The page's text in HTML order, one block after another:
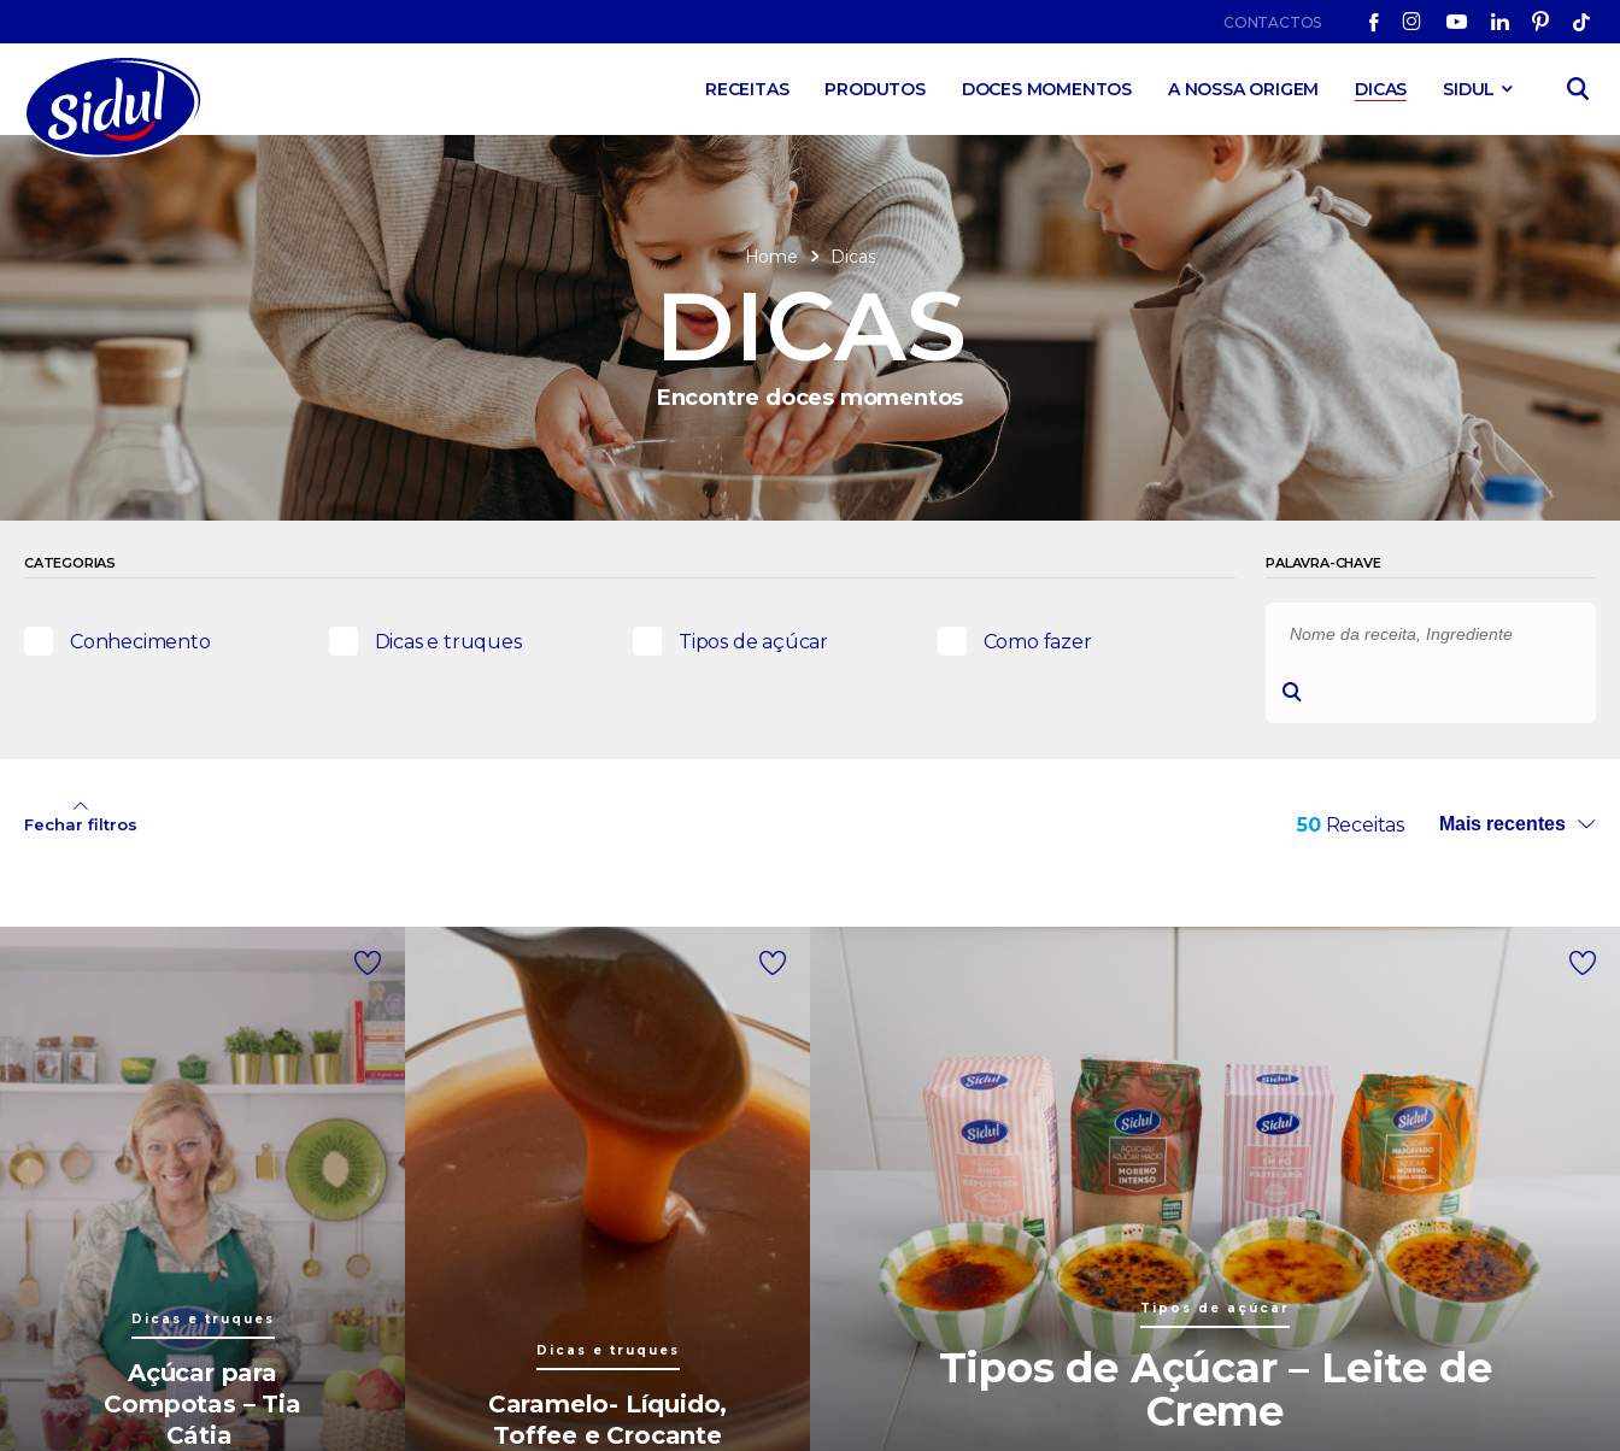
CONTACTOS
RECEITAS PRODUTOS DOCES MOMENTOS A NOSSA ORIGEM DICAS SIDUL
Home Dicas
DICAS
Encontre doces momentos
CATEGORIAS
Conhecimento Dicas e truques Tipos de açúcar Como fazer
PALAVRA-CHAVE
Fechar filtros 50Receitas
Dicas e truques
Açúcar para
Compotas – Tia
Cátia
Dicas e truques
Caramelo- Líquido,
Toffee e Crocante
Tipos de açúcar
Tipos de Açúcar – Leite de
Creme